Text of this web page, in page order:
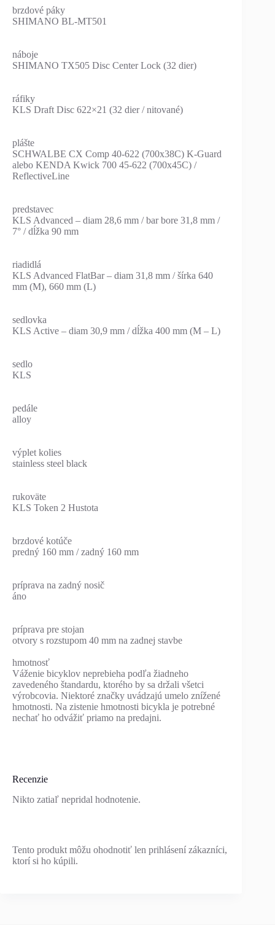
brzdové páky
SHIMANO BL-MT501
náboje
SHIMANO TX505 Disc Center Lock (32 dier)
ráfiky
KLS Draft Disc 622×21 (32 dier / nitované)
plášte
SCHWALBE CX Comp 40-622 (700x38C) K-Guard
alebo KENDA Kwick 700 45-622 (700x45C) /
ReflectiveLine
predstavec
KLS Advanced – diam 28,6 mm / bar bore 31,8 mm /
7° / dĺžka 90 mm
riadidlá
KLS Advanced FlatBar – diam 31,8 mm / šírka 640
mm (M), 660 mm (L)
sedlovka
KLS Active – diam 30,9 mm / dĺžka 400 mm (M – L)
sedlo
KLS
pedále
alloy
výplet kolies
stainless steel black
rukoväte
KLS Token 2 Hustota
brzdové kotúče
predný 160 mm / zadný 160 mm
príprava na zadný nosič
áno
príprava pre stojan
otvory s rozstupom 40 mm na zadnej stavbe
hmotnosť
Váženie bicyklov neprebieha podľa žiadneho
zavedeného štandardu, ktorého by sa držali všetci
výrobcovia. Niektoré značky uvádzajú umelo znížené
hmotnosti. Na zistenie hmotnosti bicykla je potrebné
nechať ho odvážiť priamo na predajni.
Recenzie
Nikto zatiaľ nepridal hodnotenie.
Tento produkt môžu ohodnotiť len prihlásení zákazníci,
ktorí si ho kúpili.